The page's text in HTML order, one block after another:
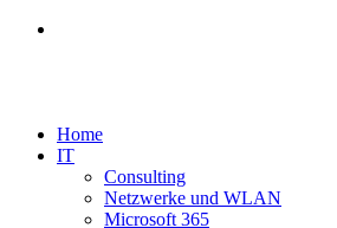
Home
IT
Consulting
Netzwerke und WLAN
Microsoft 365